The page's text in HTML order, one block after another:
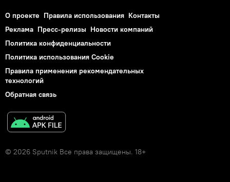
О проекте Правила использования Контакты
Реклама Пресс-релизы Новости компаний
Политика конфиденциальности
Политика использования Cookie
Правила применения рекомендательных
технологий
Обратная связь
© 2026 Sputnik Все права защищены. 18+